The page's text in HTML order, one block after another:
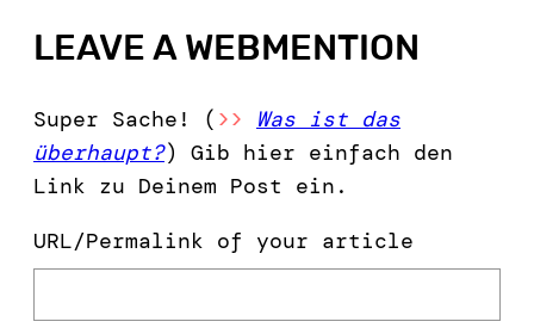
LEAVE A WEBMENTION
Super Sache! ( >>
Was ist das
überhaupt?) Gib hier einfach den
Link zu Deinem Post ein.
URL/Permalink of your article